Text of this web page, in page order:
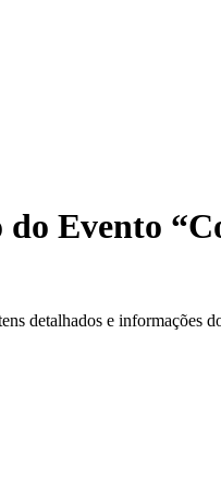
do Evento
detalhados e informações